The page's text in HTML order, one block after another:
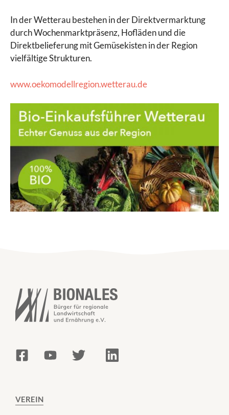
In der Wetterau bestehen in der Direktvermarktung
durch Wochenmarktpräsenz, Hofläden und die
Direktbelieferung mit Gemüsekisten in der Region
vielfältige Strukturen.
www.oekomodellregion.wetterau.de
VEREIN